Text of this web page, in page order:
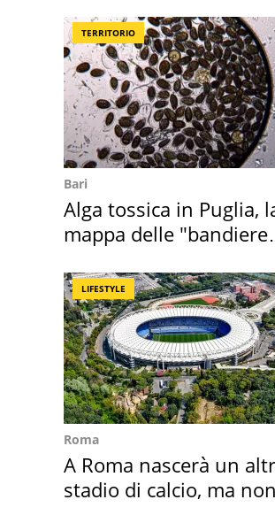
TERRITORIO
Bari
Alga tossica in Puglia,
mappa delle "bandiere
LIFESTYLE
Roma
A Roma nascerà un
stadio di calcio, ma